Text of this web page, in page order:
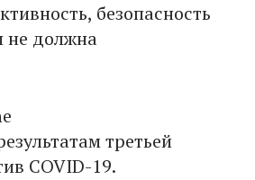
безопасность
не должна
третьей
COVID-19.